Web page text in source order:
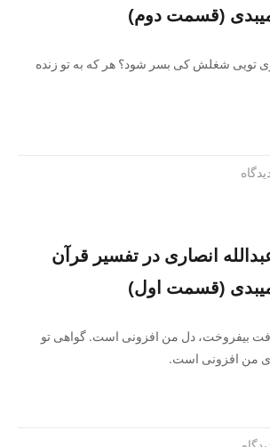
(قسمت دوم)
تويى شغلش كى بسر شود؟ هر كه به تو زنده
انصارى در تفسير قرآن
(قسمت اول)
بيفروخت، دل من افزونى است. گواهى تو
من افزونى است.